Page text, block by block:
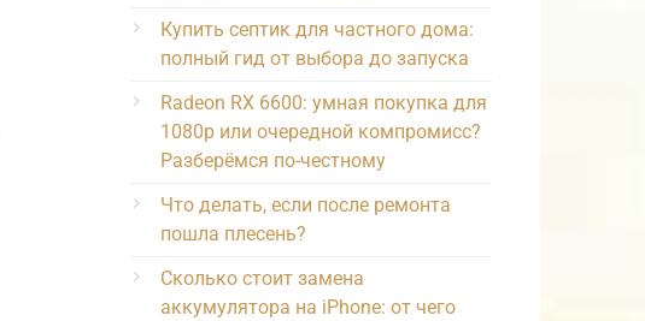
Купить септик для частного дома:
полный гид от выбора до запуска
Radeon RX 6600: умная покупка для
1080p или очередной компромисс?
Разберёмся по-честному
Что делать, если после ремонта
пошла плесень?
Сколько стоит замена
аккумулятора на iPhone: от чего